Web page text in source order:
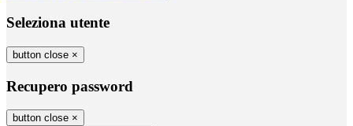
Seleziona utente
button close ×
Recupero password
button close ×